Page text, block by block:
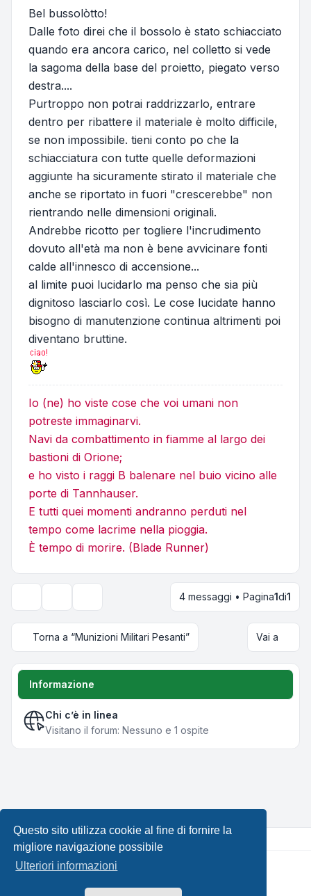
Questo sito utilizza cookie al fine di fornire la
migliore navigazione possibile
Ulteriori informazioni
Bel bussolòtto!
Dalle foto direi che il bossolo è stato schiacciato
quando era ancora carico, nel colletto si vede
la sagoma della base del proietto, piegato verso
destra....
Purtroppo non potrai raddrizzarlo, entrare
dentro per ribattere il materiale è molto difficile,
se non impossibile. tieni conto po che la
schiacciatura con tutte quelle deformazioni
aggiunte ha sicuramente stirato il materiale che
anche se riportato in fuori "crescerebbe" non
rientrando nelle dimensioni originali.
Andrebbe ricotto per togliere l'incrudimento
dovuto all'età ma non è bene avvicinare fonti
calde all'innesco di accensione...
al limite puoi lucidarlo ma penso che sia più
dignitoso lasciarlo così. Le cose lucidate hanno
bisogno di manutenzione continua altrimenti poi
diventano bruttine.
Io (ne) ho viste cose che voi umani non
potreste immaginarvi.
Navi da combattimento in fiamme al largo dei
bastioni di Orione;
e ho visto i raggi B balenare nel buio vicino alle
porte di Tannhauser.
E tutti quei momenti andranno perduti nel
tempo come lacrime nella pioggia.
È tempo di morire. (Blade Runner)
Opzioni di visualizzazione e ordinamento
4 messaggi • Pagina1di1
Torna a “Munizioni Militari Pesanti” Vai a
Informazione
Chi c’è in linea
Visitano il forum: Nessuno e 1 ospite
Creato daphpBB® Forum Software © phpBB Limited •
Leenoz.com